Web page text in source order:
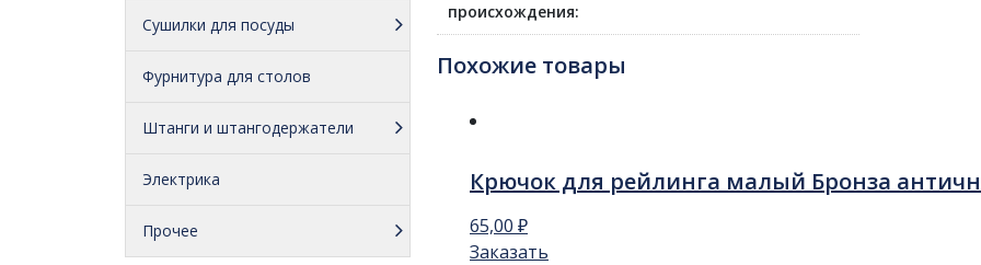
Сушилки для посуды
Фурнитура для столов
Штанги и штангодержатели
Электрика
Прочее
происхождения:
Похожие товары
Крючок для рейлинга малый Бронза
65,00 ₽
Заказать